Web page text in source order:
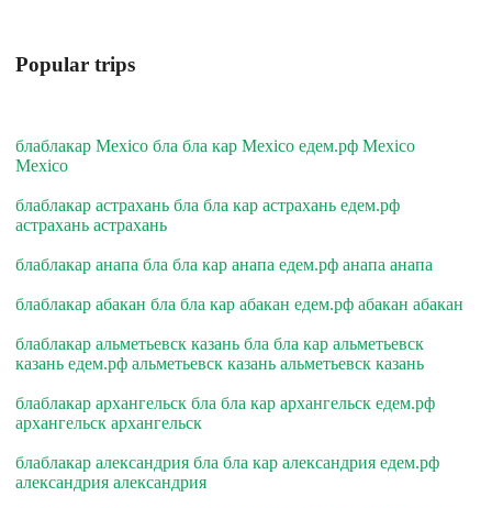
Popular trips
блаблакар Mexico бла бла кар Mexico едем.рф Mexico
Mexico
блаблакар астрахань бла бла кар астрахань едем.рф
астрахань астрахань
блаблакар анапа бла бла кар анапа едем.рф анапа анапа
блаблакар абакан бла бла кар абакан едем.рф абакан абакан
блаблакар альметьевск казань бла бла кар альметьевск
казань едем.рф альметьевск казань альметьевск казань
блаблакар архангельск бла бла кар архангельск едем.рф
архангельск архангельск
блаблакар александрия бла бла кар александрия едем.рф
александрия александрия